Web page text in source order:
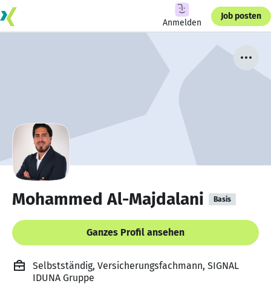
Anmelden
Job posten
Mohammed Al-Majdalani Basis
Ganzes Profil ansehen
Selbstständig, Versicherungsfachmann, SIGNAL
IDUNA Gruppe